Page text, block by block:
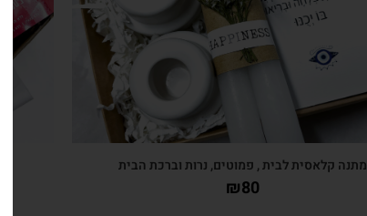
מתנה קלאסית לבית , פמוטים, נרות וברכת הבית
₪80